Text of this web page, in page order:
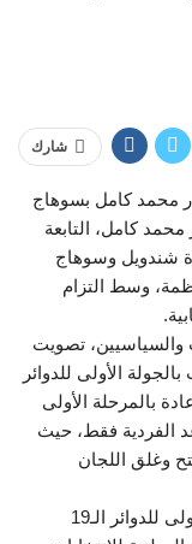
شارك
محمد كامل بسوهاج
كامل، التابعة
شندويل وسوهاج
وسط التزام
والسياسيين، تصويت
الأولى للدوائر
بالمرحلة الأولى
الفردية فقط، حيث
وغلق اللجان
وتجرى انتخابات مجلس النواب في الجولة الأولى للدوائر الـ19